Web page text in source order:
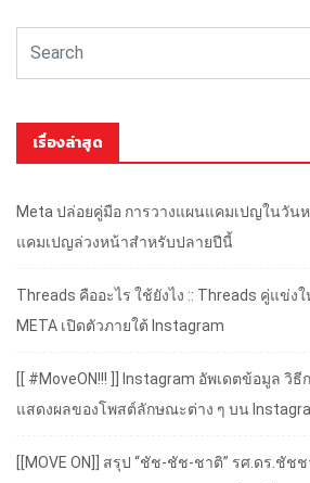
เรื่องล่าสุด
Meta ปล่อยคู่มือ การวางแผนแคมเปญในวัน
แคมเปญล่วงหน้าสำหรับปลายปีนี้
Threads คืออะไร ใช้ยังไง :: Threads คู่แข่ง
META เปิดตัวภายใต้ Instagram
[[ #MoveON!!! ]] Instagram อัพเดตข้อมูล วิ
แสดงผลของโพสต์ลักษณะต่าง ๆ บน
[[MOVE ON]] สรุป “ชัช-ชัช-ชาติ” รศ.ดร.ชัช